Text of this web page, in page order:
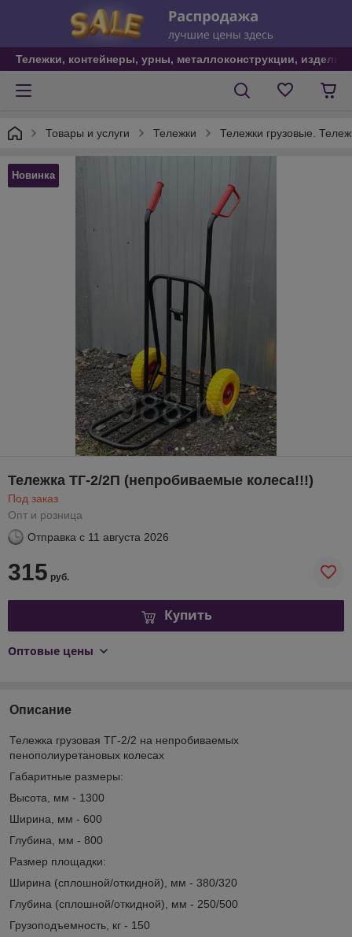
Тележки, контейнеры, урны, металлоконструкции,
Товары и услуги Тележки Тележки грузовые.
Новинка
Тележка ТГ-2/2П (непробиваемые колеса!!!)
Под заказ
Опт и розница
Отправка с 11 августа 2026
315 руб.
Купить
Оптовые цены
Описание
Тележка грузовая ТГ-2/2 на непробиваемых
пенополиуретановых колесах
Габаритные размеры:
Высота, мм - 1300
Ширина, мм - 600
Глубина, мм - 800
Размер площадки:
Ширина (сплошной/откидной), мм - 380/320
Глубина (сплошной/откидной), мм - 250/500
Грузоподъемность, кг - 150